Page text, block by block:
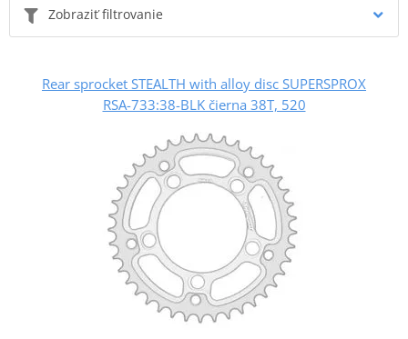
Zobraziť filtrovanie
Rear sprocket STEALTH with alloy disc SUPERSPROX
RSA-733:38-BLK čierna 38T, 520